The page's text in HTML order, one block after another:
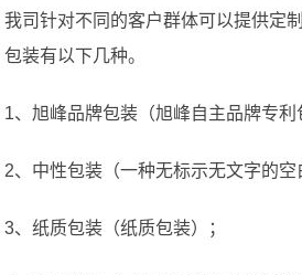
我司针对不同的客户群体可以提供定
包装有以下几种。
1、旭峰品牌包装（旭峰自主品牌专利
2、中性包装（一种无标示无文字的空
3、纸质包装（纸质包装）；